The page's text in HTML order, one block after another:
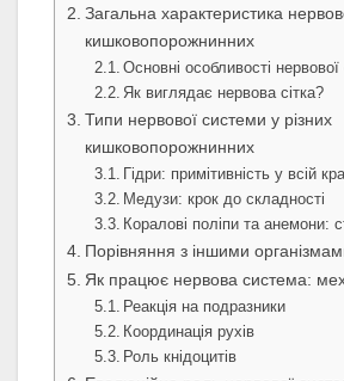
Загальна характеристика
кишковопорожнинних
Основні особливості
Як виглядає нервова сітка?
Типи нервової системи у різних
кишковопорожнинних
Гідри: примітивність у всій
Медузи: крок до складності
Коралові поліпи та анемони:
Порівняння з іншими
Як працює нервова система:
Реакція на подразники
Координація рухів
Роль кнідоцитів